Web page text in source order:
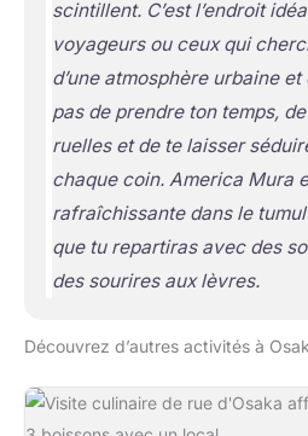
scintillent. C’est l’endroit
voyageurs ou ceux qui
d’une atmosphère urbaine
pas de prendre ton temps,
ruelles et de te laisser
chaque coin. America Mura
rafraîchissante dans le
que tu repartiras avec des
des sourires aux lèvres.
Découvrez d’autres activités à